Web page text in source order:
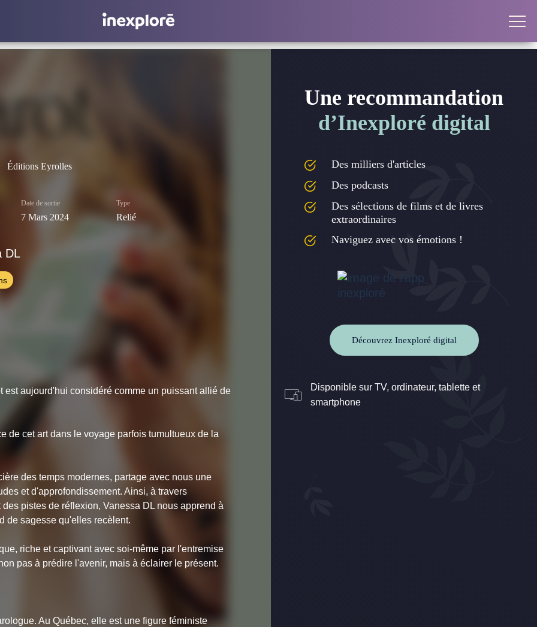
Éditions Eyrolles
Date de sortie
7 Mars 2024
Type
Relié
DL
aujourd'hui considéré comme un puissant allié de
de cet art dans le voyage parfois tumultueux de la
des temps modernes, partage avec nous une
et d'approfondissement. Ainsi, à travers
pistes de réflexion, Vanessa DL nous apprend à
de sagesse qu'elles recèlent.
riche et captivant avec soi-même par l'entremise
pas à prédire l'avenir, mais à éclairer le présent.
Au Québec, elle est une figure féministe
Une recommandation
d’Inexploré digital
Des milliers d'articles
Des podcasts
Des sélections de films et de livres
extraordinaires
Naviguez avec vos émotions !
Découvrez Inexploré digital
Disponible sur TV, ordinateur, tablette et
smartphone